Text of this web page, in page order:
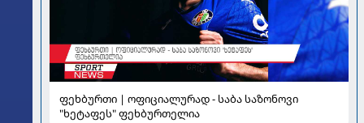
ფეხბურთი | ოფიციალურად - საბა საზონოვი
"ხეტაფეს" ფეხბურთელია